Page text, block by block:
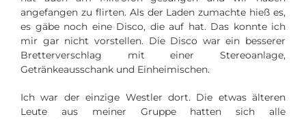
angefangen zu flirten. Als der Laden zumachte hieß es,
es gäbe noch eine Disco, die auf hat. Das konnte ich
mir gar nicht vorstellen. Die Disco war ein besserer
Bretterverschlag mit einer Stereoanlage,
Getränkeausschank und Einheimischen.
Ich war der einzige Westler dort. Die etwas älteren
Leute aus meiner Gruppe hatten sich alle